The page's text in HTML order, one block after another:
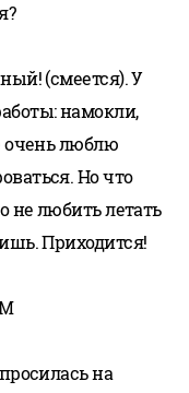
(смеется). У
намокли,
очень люблю
Но что
не любить летать
Приходится!
на